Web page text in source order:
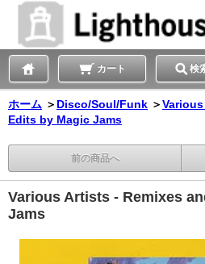
カート 検
ホーム ＞ Disco/Soul/Funk ＞
Edits by Magic Jams
前の商品へ
Various Artists - Remixes
Jams